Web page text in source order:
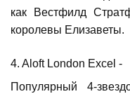
как Вестфилд
королевы Елизаветы.
4. Aloft London Excel -
Популярный 4-